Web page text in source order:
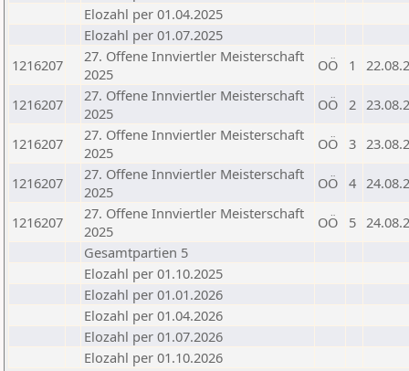
Elozahl per 01.04.2025
Elozahl per 01.07.2025
1216207
27. Offene Innviertler Meisterschaft
2025
OÖ 1
1216207
27. Offene Innviertler Meisterschaft
2025
OÖ 2
1216207
27. Offene Innviertler Meisterschaft
2025
OÖ 3
1216207
27. Offene Innviertler Meisterschaft
2025
OÖ 4
1216207
27. Offene Innviertler Meisterschaft
2025
OÖ 5
Gesamtpartien 5
Elozahl per 01.10.2025
Elozahl per 01.01.2026
Elozahl per 01.04.2026
Elozahl per 01.07.2026
Elozahl per 01.10.2026